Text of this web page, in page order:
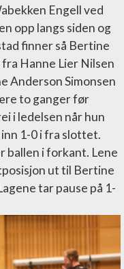
Engell ved
opp langs siden og
finner så Bertine
Hanne Lier Nilsen
Anderson Simonsen
to ganger før
i ledelsen når hun
1-0 i fra slottet.
ballen i forkant. Lene
ut til Bertine
tar pause på 1-